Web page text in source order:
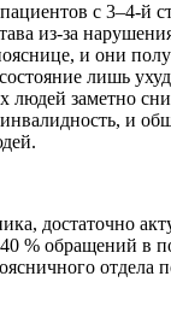
с 3–4-й
из-за
и они
лишь
людей заметно
и
достаточно
% обращений в
отдела